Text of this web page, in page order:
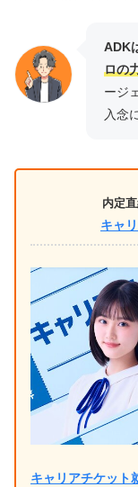
ADK
ロの
ージ
入念
内定
キャ
キャリアチケット